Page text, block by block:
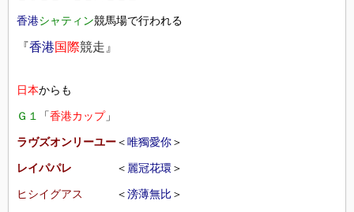
香港シャティン競馬場で行われる
『香港国際競走』
日本からも
Ｇ１ 「香港カップ」
ラヴズオンリーユー＜唯獨愛你＞
レイパパレ ＜ 麗冠花環＞
ヒシイグアス ＜滂薄無比＞